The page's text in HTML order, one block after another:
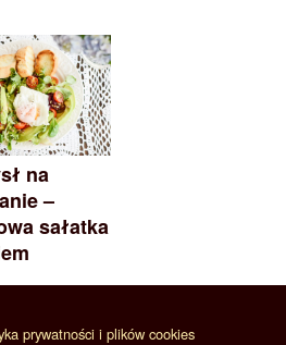
na
–
sałatka
prywatności i plików cookies